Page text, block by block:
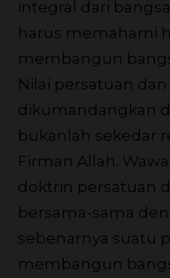
integral dari
harus memahami
membangun
Nilai persatuan
dikumandangkan
bukanlah sekedar
Firman Allah.
doktrin persatuan
bersama-sama
sebenarnya suatu
membangun